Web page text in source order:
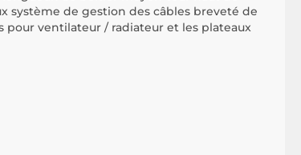
système de gestion des câbles breveté de
pour ventilateur / radiateur et les plateaux